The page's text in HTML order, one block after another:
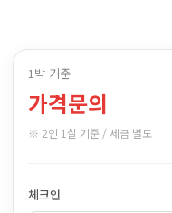
1박 기준
가격문의
※ 2인 1실 기준 / 세금 별도
체크인